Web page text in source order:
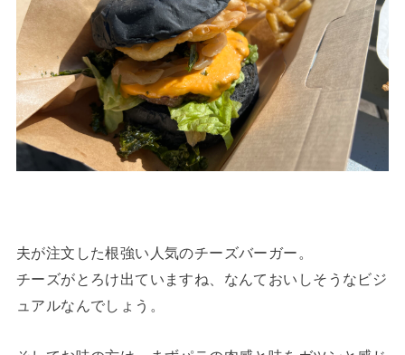
夫が注文した根強い人気のチーズバーガー。
チーズがとろけ出ていますね、なんておいしそうなビジ
ュアルなんでしょう。